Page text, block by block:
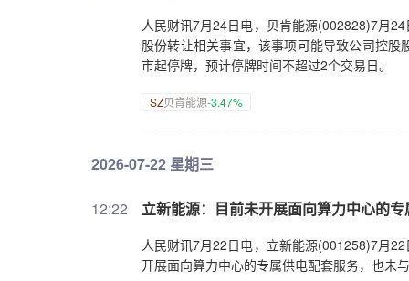
人民财讯7月24日电，贝肯能源(002828)7月
股份转让相关事宜，该事项可能导致公司控
市起停牌，预计停牌时间不超过2个交易日。
SZ贝肯能源-3.47%
2026-07-22 星期三
12:22 立新能源：目前未开展面向算力中心的
人民财讯7月22日电，立新能源(001258)7月
开展面向算力中心的专属供电配套服务，也未